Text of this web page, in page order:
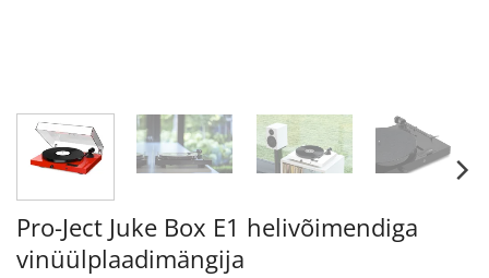
Pro-Ject Juke Box E1 helivõimendiga
vinüülplaadimängija